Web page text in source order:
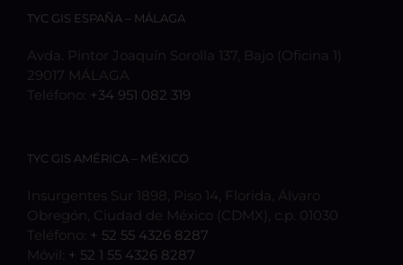
TYC GIS ESPAÑA – MÁLAGA
Avda. Pintor Joaquín Sorolla 137, Bajo (Oficina 1)
29017 MÁLAGA
Teléfono: +34 951 082 319
TYC GIS AMÉRICA – MÉXICO
Insurgentes Sur 1898, Piso 14, Florida, Álvaro
Obregón, Ciudad de México (CDMX), c.p. 01030
Teléfono: + 52 55 4326 8287
Móvil: + 52 1 55 4326 8287